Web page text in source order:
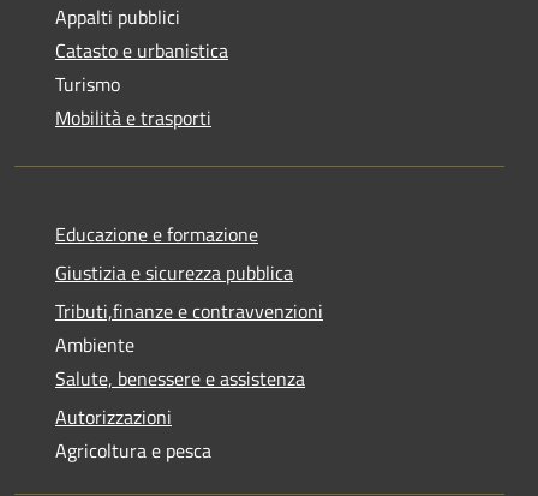
Appalti pubblici
Catasto e urbanistica
Turismo
Mobilità e trasporti
Educazione e formazione
Giustizia e sicurezza pubblica
Tributi,finanze e contravvenzioni
Ambiente
Salute, benessere e assistenza
Autorizzazioni
Agricoltura e pesca